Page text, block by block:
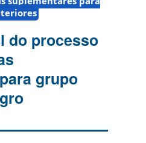
do processo
grupo